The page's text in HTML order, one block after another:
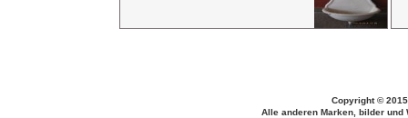
Copyright ©
Alle anderen Marken, bilder und